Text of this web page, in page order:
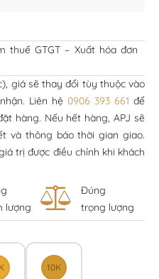
thuế GTGT – Xuất hóa đơn
giá sẽ thay đổi tùy thuộc vào
Liên hệ0906 393 661 để
hàng. Nếu hết hàng, APJ sẽ
và thông báo thời gian giao.
trị được điều chỉnh khi khách
lượng
Đúng
trọng lượng
10K